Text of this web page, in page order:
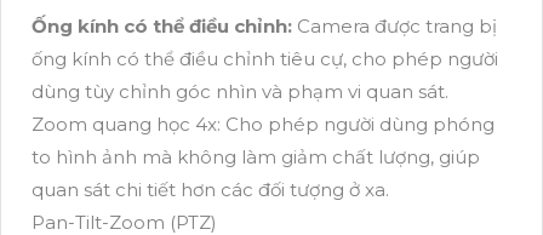
Ống kính có thể điều chỉnh: Camera được trang bị
ống kính có thể điều chỉnh tiêu cự, cho phép người
dùng tùy chỉnh góc nhìn và phạm vi quan sát.
Zoom quang học 4x: Cho phép người dùng phóng
to hình ảnh mà không làm giảm chất lượng, giúp
quan sát chi tiết hơn các đối tượng ở xa.
Pan-Tilt-Zoom (PTZ)